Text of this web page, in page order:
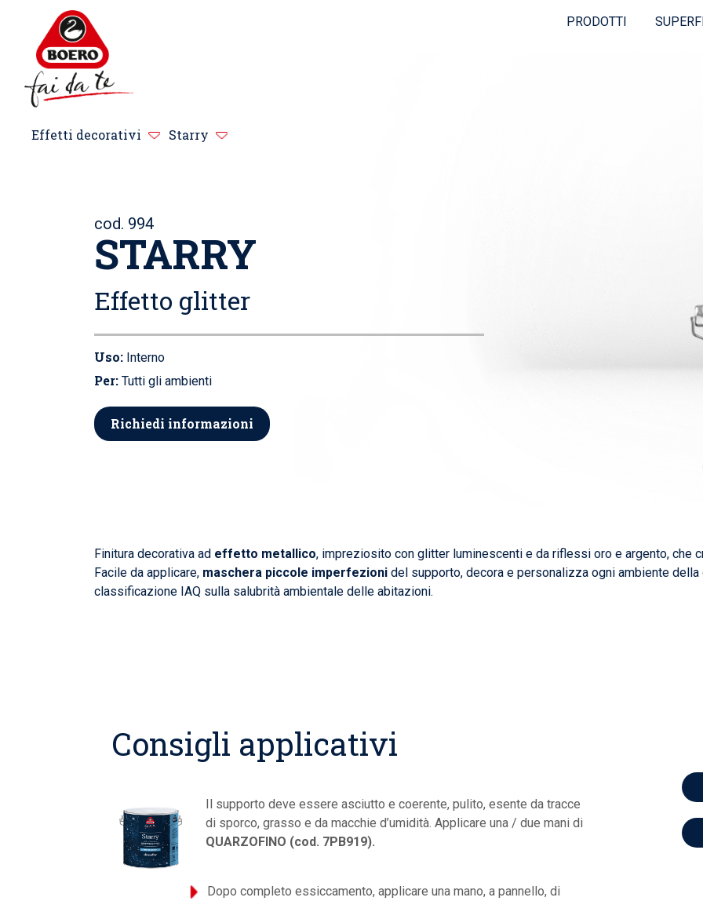
PRODOTTI
Effetti decorativi Starry
cod. 994
STARRY
Effetto glitter
Uso: Interno
Per: Tutti gli ambienti
Richiedi informazioni
Finitura decorativa ad effetto metallico, impreziosito con glitter luminescenti e da riflessi oro e argento, che
Facile da applicare, maschera piccole imperfezioni del supporto, decora e personalizza ogni ambiente della
classificazione IAQ sulla salubrità ambientale delle abitazioni.
Consigli applicativi
Il supporto deve essere asciutto e coerente, pulito, esente da tracce
di sporco, grasso e da macchie d’umidità. Applicare una / due mani di
QUARZOFINO (cod. 7PB919).
Dopo completo essiccamento, applicare una mano, a pannello, di